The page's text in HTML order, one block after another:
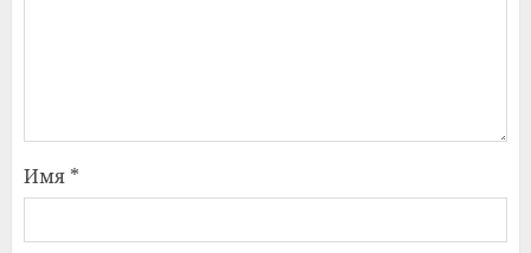
Имя *